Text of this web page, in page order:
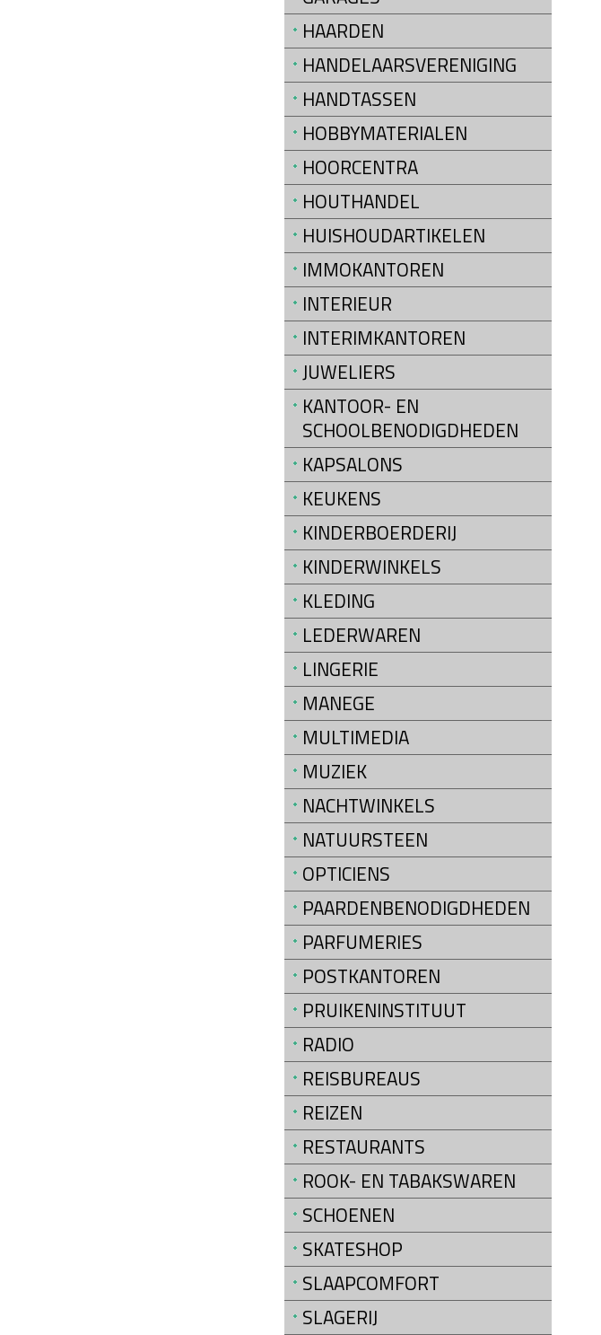
HAARDEN
HANDELAARSVERENIGING
HANDTASSEN
HOBBYMATERIALEN
HOORCENTRA
HOUTHANDEL
HUISHOUDARTIKELEN
IMMOKANTOREN
INTERIEUR
INTERIMKANTOREN
JUWELIERS
KANTOOR- EN
SCHOOLBENODIGDHEDEN
KAPSALONS
KEUKENS
KINDERBOERDERIJ
KINDERWINKELS
KLEDING
LEDERWAREN
LINGERIE
MANEGE
MULTIMEDIA
MUZIEK
NACHTWINKELS
NATUURSTEEN
OPTICIENS
PAARDENBENODIGDHEDEN
PARFUMERIES
POSTKANTOREN
PRUIKENINSTITUUT
RADIO
REISBUREAUS
REIZEN
RESTAURANTS
ROOK- EN TABAKSWAREN
SCHOENEN
SKATESHOP
SLAAPCOMFORT
SLAGERIJ